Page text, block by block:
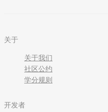
关于
关于我们
社区公约
学分规则
开发者